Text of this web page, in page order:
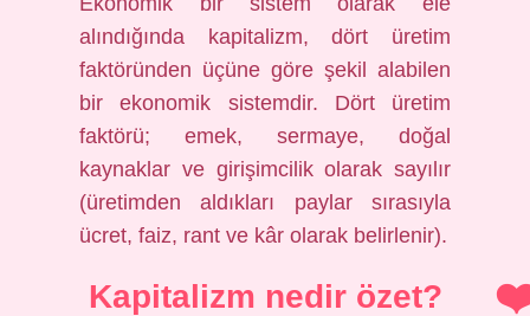
alındığında kapitalizm, dört üretim
faktöründen üçüne göre şekil alabilen
bir ekonomik sistemdir. Dört üretim
faktörü; emek, sermaye, doğal
kaynaklar ve girişimcilik olarak sayılır
(üretimden aldıkları paylar sırasıyla
ücret, faiz, rant ve kâr olarak belirlenir).
Kapitalizm nedir özet?